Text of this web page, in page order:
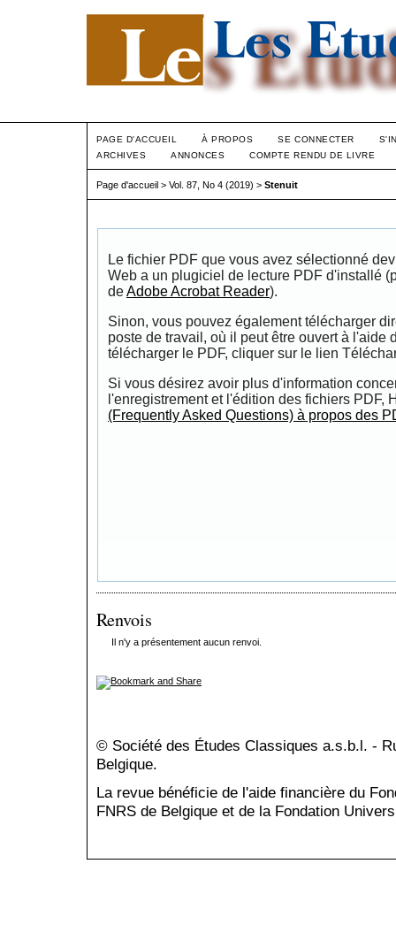
PAGE D'ACCUEIL À PROPOS SE CONNECTER
ARCHIVES
ANNONCES COMPTE RENDU DE LIVRE
Page d'accueil > Vol. 87, No 4 (2019) > Stenuit
Le fichier PDF que vous avez sélectionné
Web a un plugiciel de lecture PDF d'installé
deAdobe Acrobat Reader).
Sinon, vous pouvez également télécharger
poste de travail, où il peut être ouvert à l'aide
télécharger le PDF, cliquer sur le lien
Si vous désirez avoir plus d'information
l'enregistrement et l'édition des fichiers PDF,
(Frequently Asked Questions) à propos des
Renvois
Il n'y a présentement aucun renvoi.
© Société des Études Classiques a.s.b.l. -
Belgique.
La revue bénéficie de l'aide financière du
FNRS de Belgique et de la Fondation